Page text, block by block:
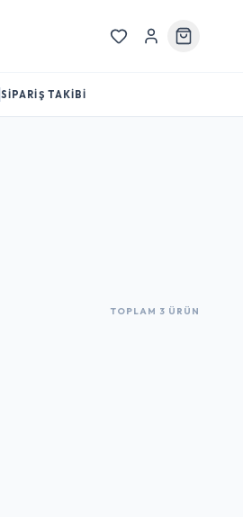
SİPARİŞ TAKİBİ
TOPLAM 3 ÜRÜN